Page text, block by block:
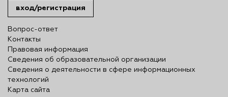
вход/регистрация
Вопрос-ответ
Контакты
Правовая информация
Сведения об образовательной организации
Сведения о деятельности в сфере информационных
технологий
Карта сайта